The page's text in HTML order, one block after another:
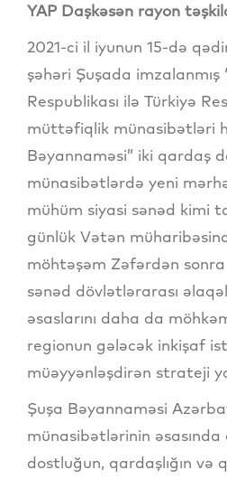
YAP Daşkəsən rayon
2021-ci il iyunun 15-də
şəhəri Şuşada imzalanmış
Respublikası ilə Türkiyə
müttəfiqlik münasibətləri
Bəyannaməsi” iki qardaş
münasibətlərdə yeni
mühüm siyasi sənəd kimi
günlük Vətən
möhtəşəm Zəfərdən
sənəd dövlətlərarası
əsaslarını daha da
regionun gələcək inkişaf
müəyyənləşdirən strateji
Şuşa Bəyannaməsi
münasibətlərinin
dostluğun, qardaşlığın və